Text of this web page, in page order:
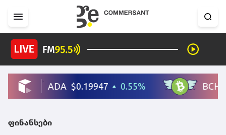
ფინანსები